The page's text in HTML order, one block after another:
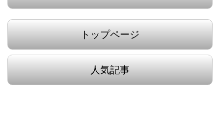
トップページ
人気記事